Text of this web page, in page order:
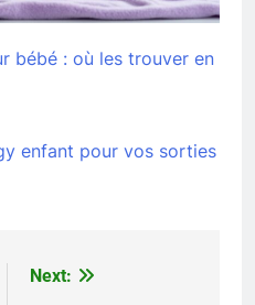
bébé : où les trouver en
enfant pour vos sorties
Next: